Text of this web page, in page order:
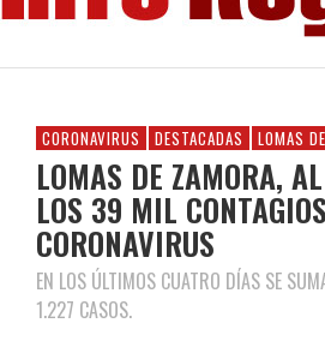
CORONAVIRUS DESTACADAS LOMAS
LOMAS DE ZAMORA,
LOS 39 MIL
CORONAVIRUS
EN LOS ÚLTIMOS CUATRO DÍAS SE
1.227 CASOS.